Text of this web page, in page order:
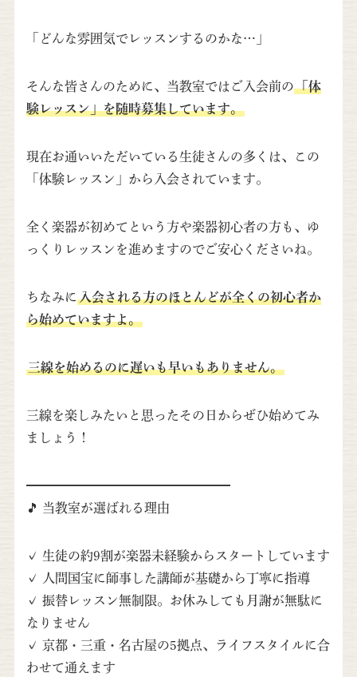
「どんな雰囲気でレッスンするのかな…」
そんな皆さんのために、当教室ではご入会前の「体
験レッスン」を随時募集しています。
現在お通いいただいている生徒さんの多くは、この
「体験レッスン」から入会されています。
全く楽器が初めてという方や楽器初心者の方も、ゆ
っくりレッスンを進めますのでご安心くださいね。
ちなみに 入会される方のほとんどが全くの初心者か
ら始めていますよ。
三線を始めるのに遅いも早いもありません。
三線を楽しみたいと思ったその日からぜひ始めてみ
ましょう！
━━━━━━━━━━━━━━━━
🎵 当教室が選ばれる理由
✓ 生徒の約9割が楽器未経験からスタートしています
✓ 人間国宝に師事した講師が基礎から丁寧に指導
✓ 振替レッスン無制限。お休みしても月謝が無駄に
なりません
✓ 京都・三重・名古屋の5拠点、ライフスタイルに合
わせて通えます